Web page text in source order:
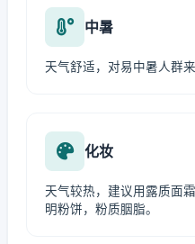
中暑
天气舒适，对易中暑人群
化妆
天气较热，建议用露质面
明粉饼，粉质胭脂。